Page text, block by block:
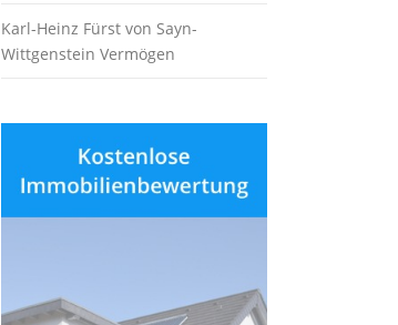
Karl-Heinz Fürst von Sayn-
Wittgenstein Vermögen